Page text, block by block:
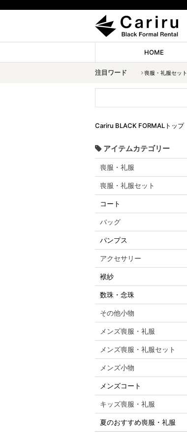
HOME
注目ワード 喪服・礼服セット
Cariru BLACK FORMALトップ
アイテムカテゴリー
喪服・礼服
喪服・礼服セット
コート
バッグ
パンプス
アクセサリー
袱紗
数珠・念珠
その他小物
メンズ喪服・礼服
メンズ喪服・礼服セット
メンズ小物
メンズコート
キッズ喪服・礼服
夏のおすすめ喪服・礼服